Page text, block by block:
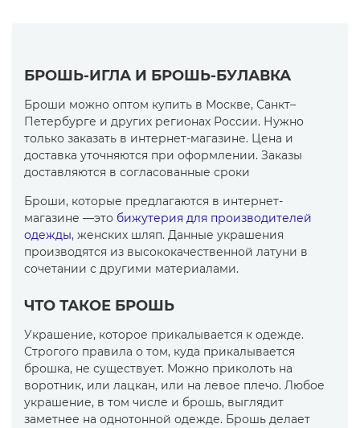
БРОШЬ-ИГЛА И БРОШЬ-БУЛАВКА
Броши можно оптом купить в Москве, Санкт–
Петербурге и других регионах России. Нужно
только заказать в интернет-магазине. Цена и
доставка уточняются при оформлении. Заказы
доставляются в согласованные сроки
Броши, которые предлагаются в интернет-
магазине —это бижутерия для производителей
одежды, женских шляп. Данные украшения
производятся из высококачественной латуни в
сочетании с другими материалами.
ЧТО ТАКОЕ БРОШЬ
Украшение, которое прикалывается к одежде.
Строгого правила о том, куда прикалывается
брошка, не существует. Можно приколоть на
воротник, или лацкан, или на левое плечо. Любое
украшение, в том числе и брошь, выглядит
заметнее на однотонной одежде. Брошь делает